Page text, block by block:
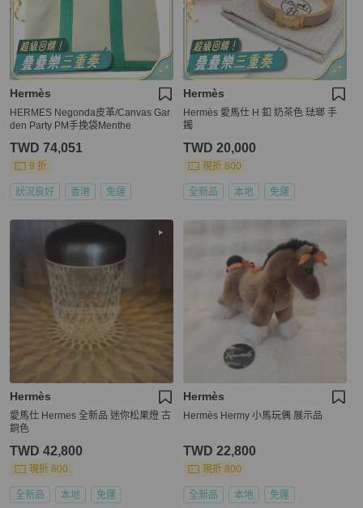
Hermès
HERMES Negonda皮革/Canvas Gar
den Party PM手挽袋Menthe
TWD 74,051
9 折
狀況良好 香港 免運
Hermès
Hermès 愛馬仕 H 釦 奶茶色 琺瑯 手
鐲
TWD 20,000
現折 800
全新品 本地 免運
Hermès
愛馬仕 Hermes 全新品 迷你松果燈 古
銅色
TWD 42,800
現折 800
全新品 本地 免運
Hermès
Hermès Hermy 小馬玩偶 展示品
TWD 22,800
現折 800
全新品 本地 免運